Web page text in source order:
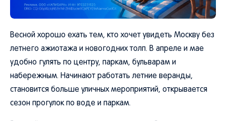
Весной хорошо ехать тем, кто хочет увидеть Москву без
летнего ажиотажа и новогодних толп. В апреле и мае
удобно гулять по центру, паркам, бульварам и
набережным. Начинают работать летние веранды,
становится больше уличных мероприятий, открывается
сезон прогулок по воде и паркам.